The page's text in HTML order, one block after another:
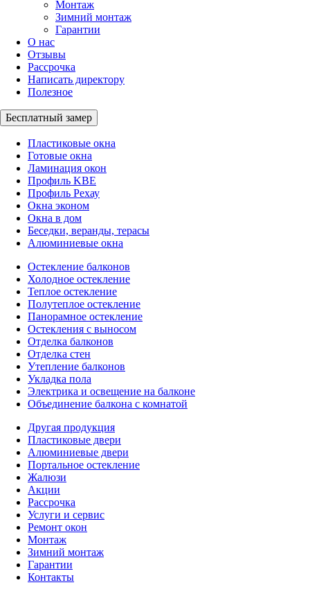
Монтаж
Зимний монтаж
Гарантии
О нас
Отзывы
Рассрочка
Написать директору
Полезное
Бесплатный замер
Пластиковые окна
Готовые окна
Ламинация окон
Профиль KBE
Профиль Рехау
Окна эконом
Окна в дом
Беседки, веранды, терасы
Алюминиевые окна
Остекление балконов
Холодное остекление
Теплое остекление
Полутеплое остекление
Панорамное остекление
Остекления с выносом
Отделка балконов
Отделка стен
Утепление балконов
Укладка пола
Электрика и освещение на балконе
Объединение балкона с комнатой
Другая продукция
Пластиковые двери
Алюминиевые двери
Портальное остекление
Жалюзи
Акции
Рассрочка
Услуги и сервис
Ремонт окон
Монтаж
Зимний монтаж
Гарантии
Контакты